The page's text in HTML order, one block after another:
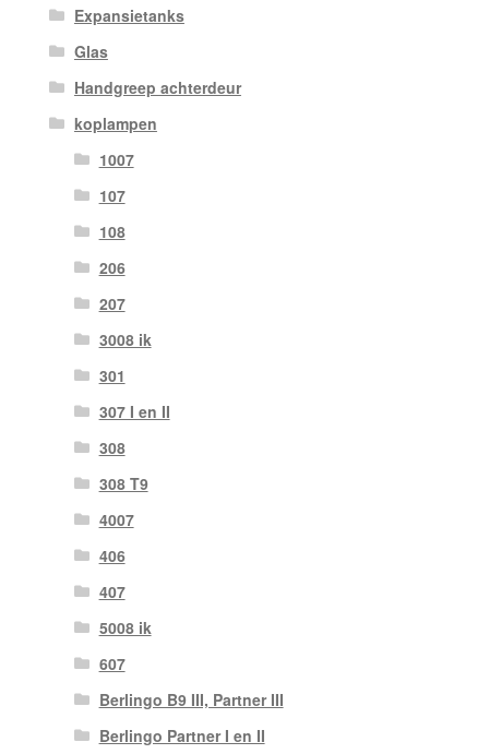
Expansietanks
Glas
Handgreep achterdeur
koplampen
1007
107
108
206
207
3008 ik
301
307 I en II
308
308 T9
4007
406
407
5008 ik
607
Berlingo B9 III, Partner III
Berlingo Partner I en II